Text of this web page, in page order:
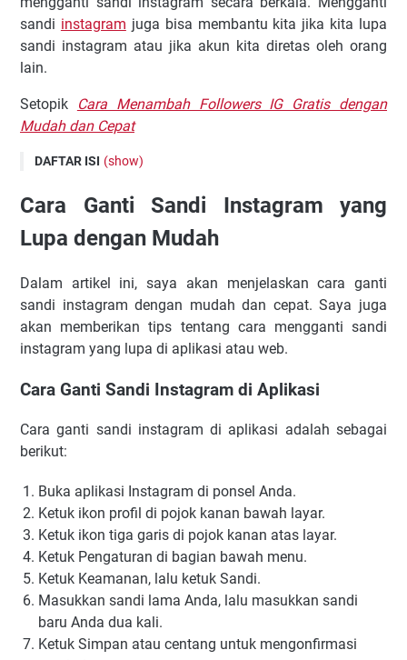
sandi instagram juga bisa membantu kita jika kita lupa
sandi instagram atau jika akun kita diretas oleh orang
lain.
Setopik
Cara Menambah Followers IG Gratis dengan
Mudah dan Cepat
DAFTAR ISI (show)
Cara Ganti Sandi Instagram di Aplikasi
Cara Ganti Sandi Instagram di Situs Web
Kesimpulan
Cara Ganti Sandi Instagram yang
Lupa dengan Mudah
Dalam artikel ini, saya akan menjelaskan cara ganti
sandi instagram dengan mudah dan cepat. Saya juga
akan memberikan tips tentang cara mengganti sandi
instagram yang lupa di aplikasi atau web.
Cara Ganti Sandi Instagram di Aplikasi
Cara ganti sandi instagram di aplikasi adalah sebagai
berikut:
Buka aplikasi Instagram di ponsel Anda.
Ketuk ikon profil di pojok kanan bawah layar.
Ketuk ikon tiga garis di pojok kanan atas layar.
Ketuk Pengaturan di bagian bawah menu.
Ketuk Keamanan, lalu ketuk Sandi.
Masukkan sandi lama Anda, lalu masukkan sandi
baru Anda dua kali.
Ketuk Simpan atau centang untuk mengonfirmasi